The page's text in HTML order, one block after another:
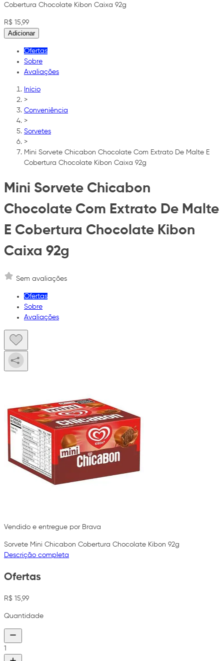
Cobertura Chocolate Kibon Caixa 92g
R$ 15,99
Adicionar
Ofertas
Sobre
Avaliações
Início
>
Conveniência
>
Sorvetes
>
Mini Sorvete Chicabon Chocolate Com Extrato De Malte E
Cobertura Chocolate Kibon Caixa 92g
Mini Sorvete Chicabon
Chocolate Com Extrato De Malte
E Cobertura Chocolate Kibon
Caixa 92g
Sem avaliações
Ofertas
Sobre
Avaliações
Vendido e entregue por Brava
Sorvete Mini Chicabon Cobertura Chocolate Kibon 92g
Descrição completa
Ofertas
R$ 15,99
Quantidade
1